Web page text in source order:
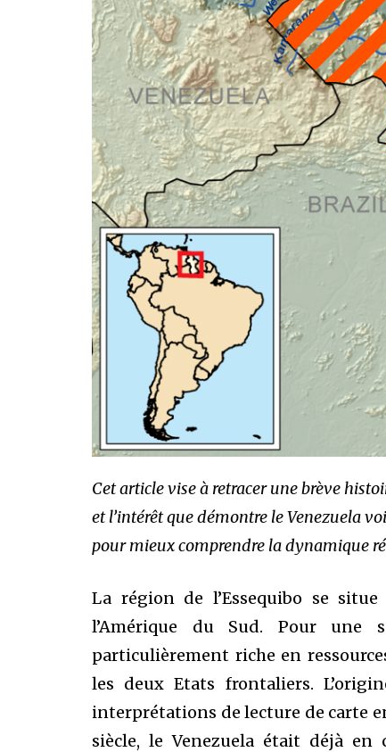
Cet article vise à retracer une brève
et l’intérêt que démontre le Venezuela
pour mieux comprendre la dynamique
La région de l’Essequibo se
l’Amérique du Sud. Pour une
particulièrement riche en
les deux Etats frontaliers.
interprétations de lecture de carte
siècle, le Venezuela était déjà en